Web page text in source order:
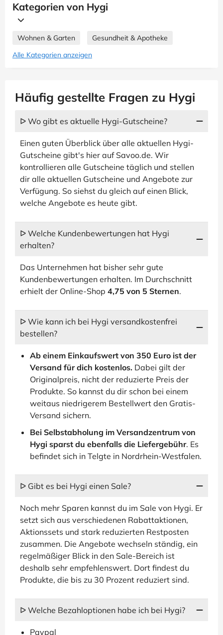
Kategorien von Hygi
Wohnen & Garten
Gesundheit & Apotheke
Alle Kategorien anzeigen
Häufig gestellte Fragen zu Hygi
ᐅ Wo gibt es aktuelle Hygi-Gutscheine?
Einen guten Überblick über alle aktuellen Hygi-
Gutscheine gibt's hier auf Savoo.de. Wir
kontrollieren alle Gutscheine täglich und stellen
dir alle aktuellen Gutscheine und Angebote zur
Verfügung. So siehst du gleich auf einen Blick,
welche Angebote es heute gibt.
ᐅ Welche Kundenbewertungen hat Hygi
erhalten?
Das Unternehmen hat bisher sehr gute
Kundenbewertungen erhalten. Im Durchschnitt
erhielt der Online-Shop 4,75 von 5 Sternen.
ᐅ Wie kann ich bei Hygi versandkostenfrei
bestellen?
Ab einem Einkaufswert von 350 Euro ist der
Versand für dich kostenlos. Dabei gilt der
Originalpreis, nicht der reduzierte Preis der
Produkte. So kannst du dir schon bei einem
weitaus niedrigerem Bestellwert den Gratis-
Versand sichern.
Bei Selbstabholung im Versandzentrum von
Hygi sparst du ebenfalls die Liefergebühr. Es
befindet sich in Telgte in Nordrhein-Westfalen.
ᐅ Gibt es bei Hygi einen Sale?
Noch mehr Sparen kannst du im Sale von Hygi. Er
setzt sich aus verschiedenen Rabattaktionen,
Aktionssets und stark reduzierten Restposten
zusammen. Die Angebote wechseln ständig, ein
regelmäßiger Blick in den Sale-Bereich ist
deshalb sehr empfehlenswert. Dort findest du
Produkte, die bis zu 30 Prozent reduziert sind.
ᐅ Welche Bezahloptionen habe ich bei Hygi?
Paypal